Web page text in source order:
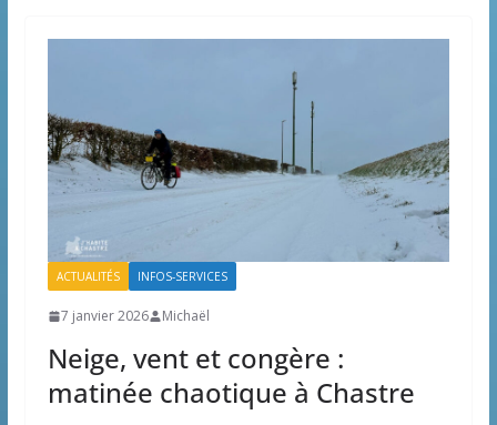
ACTUALITÉS INFOS-SERVICES
7 janvier 2026 Michaël
Neige, vent et congère :
matinée chaotique à Chastre